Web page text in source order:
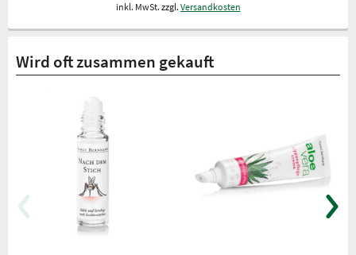
inkl. MwSt. zzgl. Versandkosten
Wird oft zusammen gekauft